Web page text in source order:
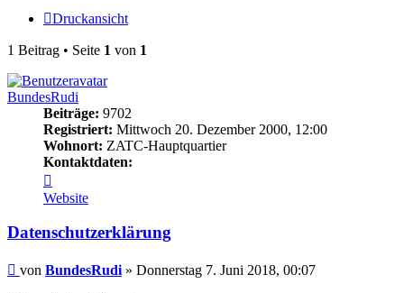
Druckansicht
1 Beitrag • Seite 1 von 1
BundesRudi
Beiträge: 9702
Registriert: Mittwoch 20. Dezember 2000, 12:00
Wohnort: ZATC-Hauptquartier
Kontaktdaten:
von
BundesRudi
Website
Datenschutzerklärung
Beitrag
von BundesRudi » Donnerstag 7. Juni 2018, 00:07